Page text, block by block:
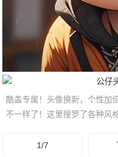
酷盖专属！头像换新，个性加
不一样了！这里搜罗了各种风
炫潮男，总有一款能戳中你
调，用公仔头像展现你的独特
1/7